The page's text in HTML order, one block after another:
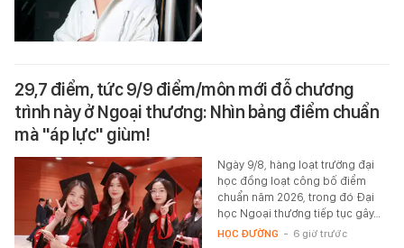
29,7 điểm, tức 9/9 điểm/môn mới đỗ chương
trình này ở Ngoại thương: Nhìn bảng điểm chuẩn
mà "áp lực" giùm!
Ngày 9/8, hàng loạt trường đại
học đồng loạt công bố điểm
chuẩn năm 2026, trong đó Đại
học Ngoại thương tiếp tục gây…
HỌC ĐƯỜNG - 6 giờ trước